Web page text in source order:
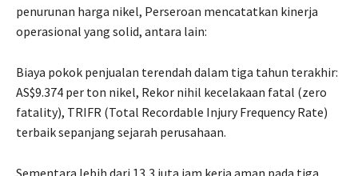
penurunan harga nikel, Perseroan mencatatkan kinerja
operasional yang solid, antara lain:
Biaya pokok penjualan terendah dalam tiga tahun terakhir:
AS$9.374 per ton nikel, Rekor nihil kecelakaan fatal (zero
fatality), TRIFR (Total Recordable Injury Frequency Rate)
terbaik sepanjang sejarah perusahaan.
Sementara lebih dari 13,3 juta jam kerja aman pada tiga